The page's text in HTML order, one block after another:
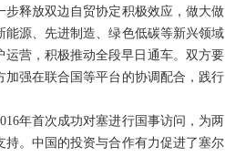
释放双边自贸协定积极效应，做大做
源、先进制造、绿色低碳等新兴领域
营，积极推动全段早日通车。双方要
强在联合国等平台的协调配合，践行
年首次成功对塞进行国事访问，为两
。中国的投资与合作有力促进了塞尔